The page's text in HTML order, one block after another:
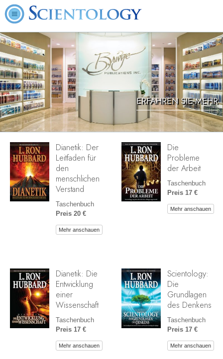
ERFAHREN SIE MEHR
Dianetik: Der
Leitfaden für
den
menschlichen
Verstand
Taschenbuch
Preis 20 €
Mehr anschauen
Die
Probleme
der Arbeit
Taschenbuch
Preis 17 €
Mehr anschauen
Dianetik: Die
Entwicklung
einer
Wissenschaft
Taschenbuch
Preis 17 €
Mehr anschauen
Scientology:
Die
Grundlagen
des Denkens
Taschenbuch
Preis 17 €
Mehr anschauen